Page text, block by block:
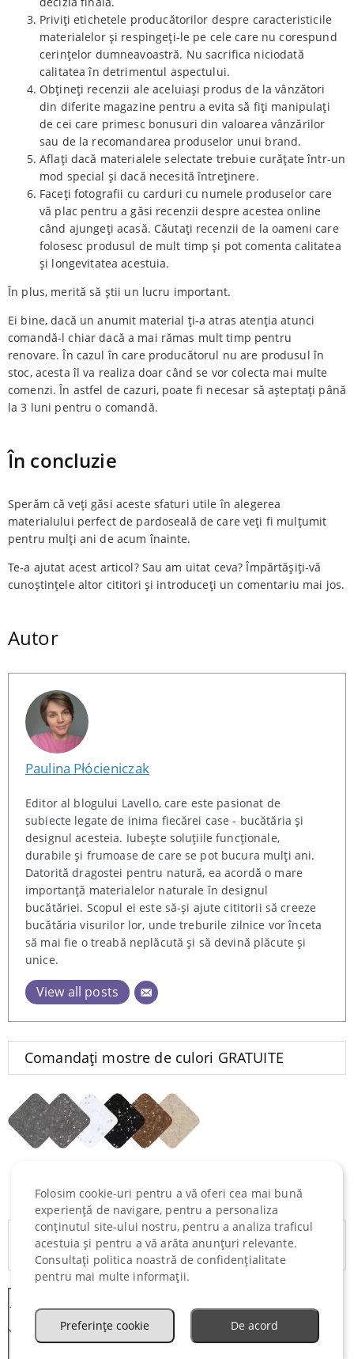
Priviți etichetele producătorilor despre caracteristicile
materialelor și respingeți-le pe cele care nu corespund
cerințelor dumneavoastră. Nu sacrifica niciodată
calitatea în detrimentul aspectului.
Obțineți recenzii ale aceluiași produs de la vânzători
din diferite magazine pentru a evita să fiți manipulați
de cei care primesc bonusuri din valoarea vânzărilor
sau de la recomandarea produselor unui brand.
Aflați dacă materialele selectate trebuie curățate într-un
mod special și dacă necesită întreținere.
Faceți fotografii cu carduri cu numele produselor care
vă plac pentru a găsi recenzii despre acestea online
când ajungeți acasă. Căutați recenzii de la oameni care
folosesc produsul de mult timp și pot comenta calitatea
și longevitatea acestuia.
În plus, merită să știi un lucru important.
Ei bine, dacă un anumit material ți-a atras atenția atunci
comandă-l chiar dacă a mai rămas mult timp pentru
renovare. În cazul în care producătorul nu are produsul în
stoc, acesta îl va realiza doar când se vor colecta mai multe
comenzi. În astfel de cazuri, poate fi necesar să așteptați până
la 3 luni pentru o comandă.
În concluzie
Sperăm că veți găsi aceste sfaturi utile în alegerea
materialului perfect de pardoseală de care veți fi mulțumit
pentru mulți ani de acum înainte.
Te-a ajutat acest articol? Sau am uitat ceva? Împărtășiți-vă
cunoștințele altor cititori și introduceți un comentariu mai jos.
Autor
Paulina Płócieniczak
Editor al blogului Lavello, care este pasionat de
subiecte legate de inima fiecărei case - bucătăria și
designul acesteia. Iubește soluțiile funcționale,
durabile și frumoase de care se pot bucura mulți ani.
Datorită dragostei pentru natură, ea acordă o mare
importanță materialelor naturale în designul
bucătăriei. Scopul ei este să-și ajute cititorii să creeze
bucătăria visurilor lor, unde treburile zilnice vor înceta
să mai fie o treabă neplăcută și să devină plăcute și
unice.
View all posts
Comandați mostre de culori GRATUITE
GĂSEȘTE O CHIUVETĂ să se potrivească în
mască
Folosim cookie-uri pentru a vă oferi cea mai bună
experiență de navigare, pentru a personaliza
conținutul site-ului nostru, pentru a analiza traficul
acestuia și pentru a vă arăta anunțuri relevante.
Consultați politica noastră de confidențialitate
pentru mai multe informații.
De acord
Preferințe cookie